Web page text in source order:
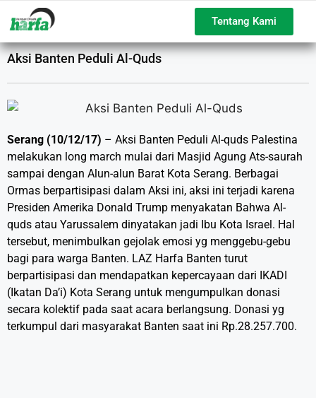
Tentang Kami
Aksi Banten Peduli Al-Quds
Serang (10/12/17) – Aksi Banten Peduli Al-quds Palestina
melakukan long march mulai dari Masjid Agung Ats-saurah
sampai dengan Alun-alun Barat Kota Serang. Berbagai
Ormas berpartisipasi dalam Aksi ini, aksi ini terjadi karena
Presiden Amerika Donald Trump menyakatan Bahwa Al-
quds atau Yarussalem dinyatakan jadi Ibu Kota Israel. Hal
tersebut, menimbulkan gejolak emosi yg menggebu-gebu
bagi para warga Banten. LAZ Harfa Banten turut
berpartisipasi dan mendapatkan kepercayaan dari IKADI
(Ikatan Da’i) Kota Serang untuk mengumpulkan donasi
secara kolektif pada saat acara berlangsung. Donasi yg
terkumpul dari masyarakat Banten saat ini Rp.28.257.700.